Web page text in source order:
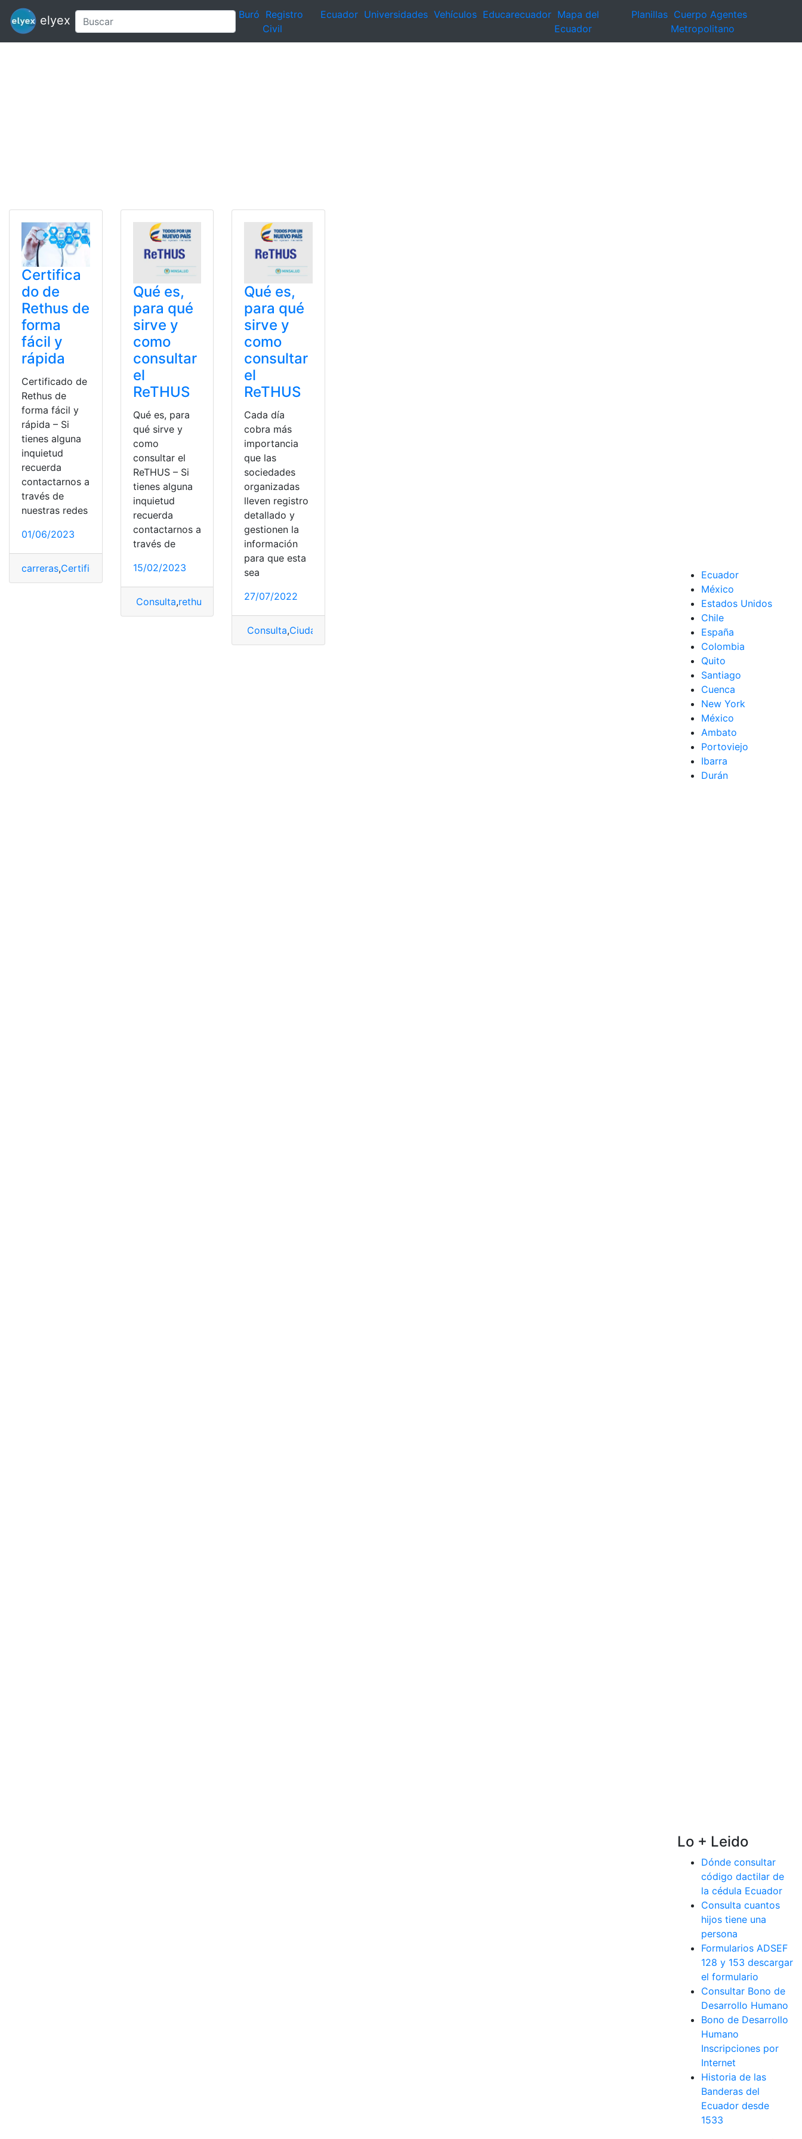
elyex Buró Registro
Civil
Ecuador Universidades Vehículos Educarecuador Mapa del
Ecuador
Planillas Cuerpo Agentes
Metropolitano
Certifica
do de
Rethus de
forma
fácil y
rápida
Certificado de
Rethus de
forma fácil y
rápida – Si
tienes alguna
inquietud
recuerda
contactarnos a
través de
nuestras redes
01/06/2023
carreras,Certificación Colombia,Estudios
Qué es,
para qué
sirve y
como
consultar
el
ReTHUS
Qué es, para
qué sirve y
como
consultar el
ReTHUS – Si
tienes alguna
inquietud
recuerda
contactarnos a
través de
15/02/2023
Consulta,rethus
Qué es,
para qué
sirve y
como
consultar
el
ReTHUS
Cada día
cobra más
importancia
que las
sociedades
organizadas
lleven registro
detallado y
gestionen la
información
para que esta
sea
27/07/2022
Consulta,Ciudadanos
Ecuador
México
Estados Unidos
Chile
España
Colombia
Quito
Santiago
Cuenca
New York
México
Ambato
Portoviejo
Ibarra
Durán
Lo + Leido
Dónde consultar
código dactilar de
la cédula Ecuador
Consulta cuantos
hijos tiene una
persona
Formularios ADSEF
128 y 153 descargar
el formulario
Consultar Bono de
Desarrollo Humano
Bono de Desarrollo
Humano
Inscripciones por
Internet
Historia de las
Banderas del
Ecuador desde
1533